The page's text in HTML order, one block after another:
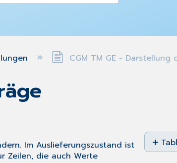
CGM TM GE - Darstellung
No
Im Auslieferungszustand ist
Zeilen, die auch Werte